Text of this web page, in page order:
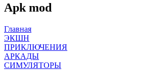
Apk mod
Главная
ЭКШН
ПРИКЛЮЧЕНИЯ
АРКАДЫ
СИМУЛЯТОРЫ